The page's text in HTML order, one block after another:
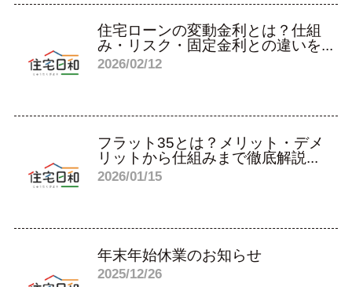
住宅ローンの変動金利とは？仕組
み・リスク・固定金利との違いを...
2026/02/12
フラット35とは？メリット・デメ
リットから仕組みまで徹底解説...
2026/01/15
年末年始休業のお知らせ
2025/12/26